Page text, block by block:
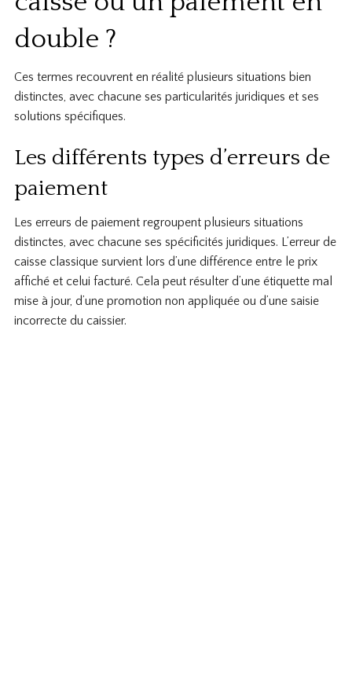
double ?
Ces termes recouvrent en réalité plusieurs situations bien
distinctes, avec chacune ses particularités juridiques et ses
solutions spécifiques.
Les différents types d’erreurs de
paiement
Les erreurs de paiement regroupent plusieurs situations
distinctes, avec chacune ses spécificités juridiques. L’erreur de
caisse classique survient lors d’une différence entre le prix
affiché et celui facturé. Cela peut résulter d’une étiquette mal
mise à jour, d’une promotion non appliquée ou d’une saisie
incorrecte du caissier.